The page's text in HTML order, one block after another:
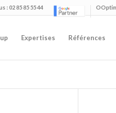
: 02 85 85 55 44
Expertises Références